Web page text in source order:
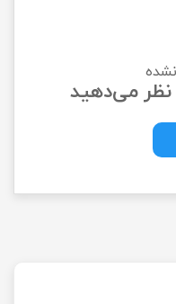
نظر می‌دهید